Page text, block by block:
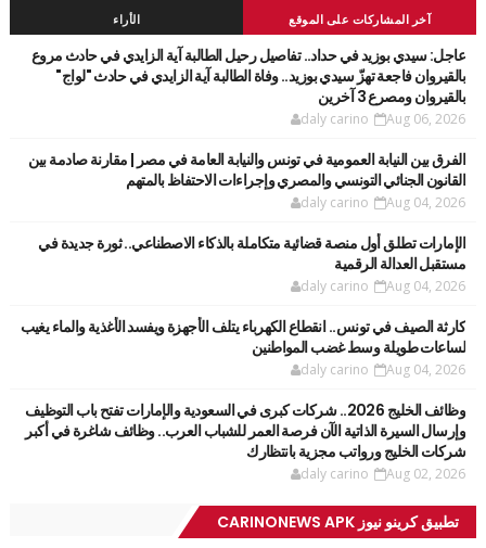
آخر المشاركات على الموقع الأراء
عاجل: سيدي بوزيد في حداد.. تفاصيل رحيل الطالبة آية الزايدي في حادث مروع
بالقيروان فاجعة تهزّ سيدي بوزيد.. وفاة الطالبة آية الزايدي في حادث "لواج"
بالقيروان ومصرع 3 آخرين
daly carino Aug 06, 2026
الفرق بين النيابة العمومية في تونس والنيابة العامة في مصر | مقارنة صادمة بين
القانون الجنائي التونسي والمصري وإجراءات الاحتفاظ بالمتهم
daly carino Aug 04, 2026
الإمارات تطلق أول منصة قضائية متكاملة بالذكاء الاصطناعي.. ثورة جديدة في
مستقبل العدالة الرقمية
daly carino Aug 04, 2026
كارثة الصيف في تونس.. انقطاع الكهرباء يتلف الأجهزة ويفسد الأغذية والماء يغيب
لساعات طويلة وسط غضب المواطنين
daly carino Aug 04, 2026
وظائف الخليج 2026.. شركات كبرى في السعودية والإمارات تفتح باب التوظيف
وإرسال السيرة الذاتية الآن فرصة العمر للشباب العرب.. وظائف شاغرة في أكبر
شركات الخليج ورواتب مجزية بانتظارك
daly carino Aug 02, 2026
تطبيق كرينو نيوز CARINONEWS APK